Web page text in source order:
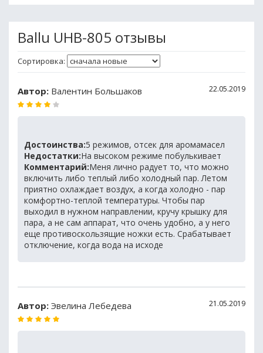
Ballu UHB-805 отзывы
Сортировка:
Автор: Валентин Большаков 22.05.2019
Достоинства:5 режимов, отсек для аромамасел
Недостатки:На высоком режиме побулькивает
Комментарий:Меня лично радует то, что можно
включить либо теплый либо холодный пар. Летом
приятно охлаждает воздух, а когда холодно - пар
комфортно-теплой температуры. Чтобы пар
выходил в нужном направлении, кручу крышку для
пара, а не сам аппарат, что очень удобно, а у него
еще противоскользящие ножки есть. Срабатывает
отключение, когда вода на исходе
Автор: Эвелина Лебедева 21.05.2019